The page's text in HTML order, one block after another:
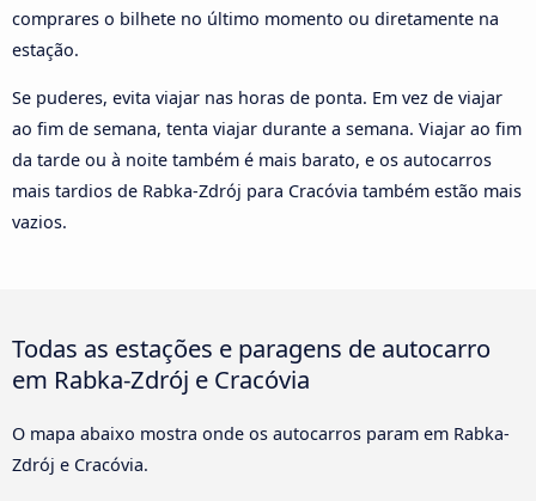
comprares o bilhete no último momento ou diretamente na
estação.
Se puderes, evita viajar nas horas de ponta. Em vez de viajar
ao fim de semana, tenta viajar durante a semana. Viajar ao fim
da tarde ou à noite também é mais barato, e os autocarros
mais tardios de Rabka-Zdrój para Cracóvia também estão mais
vazios.
Todas as estações e paragens de autocarro
em Rabka-Zdrój e Cracóvia
O mapa abaixo mostra onde os autocarros param em Rabka-
Zdrój e Cracóvia.